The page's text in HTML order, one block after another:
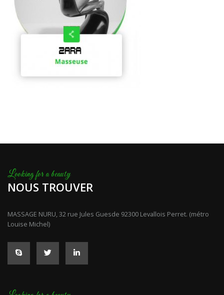
NOUS TROUVER
MASSAGE NURU, 32 rue Jules Guesde 92300 Levallois Perret. (métro
Louise Michel)